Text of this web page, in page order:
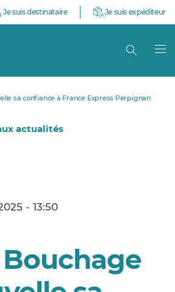
Je suis destinataire Je suis expéditeur
sa confiance à France Express Perpignan
actualités
- 13:50
Bouchage